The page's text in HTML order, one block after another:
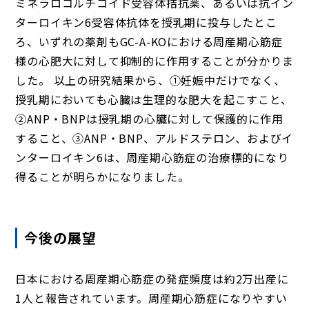
ターロイキン6受容体抗体を授乳期に投与したとこ
ろ、いずれの薬剤もGC-A-KOにおける周産期心筋症
様の心肥大に対して抑制的に作用することが分かりま
した。 以上の研究結果から、①妊娠中だけでなく、
授乳期においても心臓は生理的な肥大を起こすこと、
②ANP・BNPは授乳期の心臓に対して保護的に作用
すること、③ANP・BNP、アルドステロン、およびイ
ンターロイキン6は、周産期心筋症の治療標的になり
得ることが明らかになりました。
今後の展望
日本における周産期心筋症の発症頻度は約2万出産に
1人と報告されています。周産期心筋症になりやすい